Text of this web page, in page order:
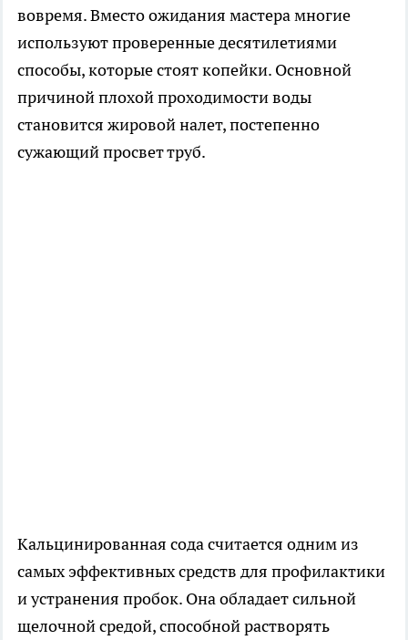
вовремя. Вместо ожидания мастера многие
используют проверенные десятилетиями
способы, которые стоят копейки. Основной
причиной плохой проходимости воды
становится жировой налет, постепенно
сужающий просвет труб.
Кальцинированная сода считается одним из
самых эффективных средств для профилактики
и устранения пробок. Она обладает сильной
щелочной средой, способной растворять